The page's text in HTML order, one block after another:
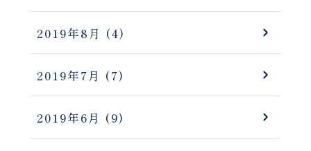
2019年8月 (4)
2019年7月 (7)
2019年6月 (9)